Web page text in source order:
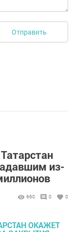
Отправить
из-
660 0 0